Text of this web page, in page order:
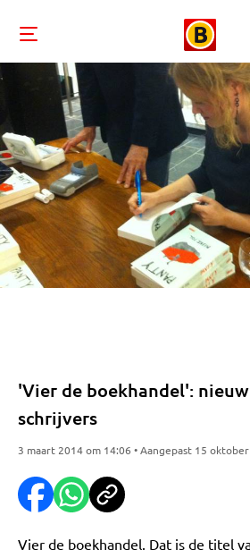
'Vier de boekhandel':
schrijvers
3 maart 2014 om 14:06 • Aangepast 15
Vier de boekhandel. Dat is de titel